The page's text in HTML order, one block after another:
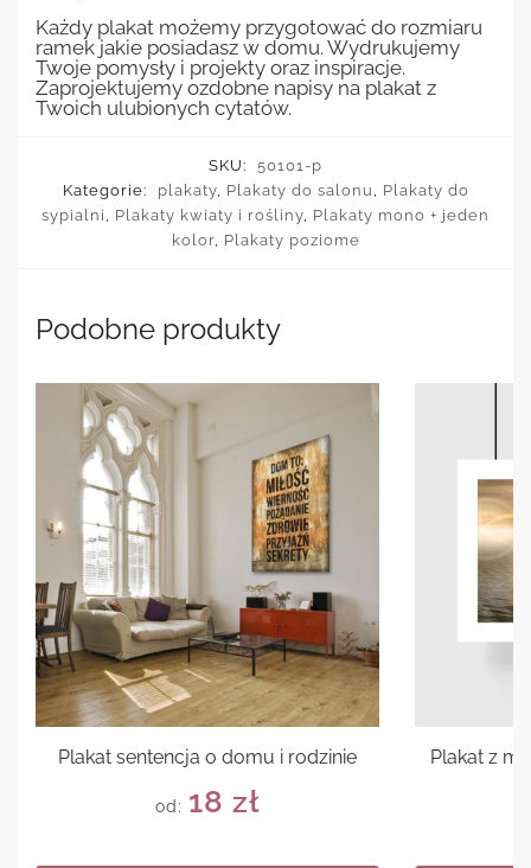
Każdy plakat możemy przygotować do rozmiaru
ramek jakie posiadasz w domu. Wydrukujemy
Twoje pomysły i projekty oraz inspiracje.
Zaprojektujemy ozdobne napisy na plakat z
Twoich ulubionych cytatów.
SKU:
50101-p
Kategorie:
plakaty, Plakaty do salonu , Plakaty do
sypialni , Plakaty kwiaty i rośliny, Plakaty mono + jeden
kolor, Plakaty poziome
Podobne produkty
Plakat sentencja o domu i rodzinie
od: 18 zł
Plakat z